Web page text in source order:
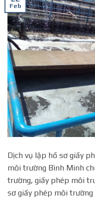
Feb
Dịch vụ lập hồ sơ giấy
môi trường Bình Minh
trường, giấy phép môi
sơ giấy phép môi